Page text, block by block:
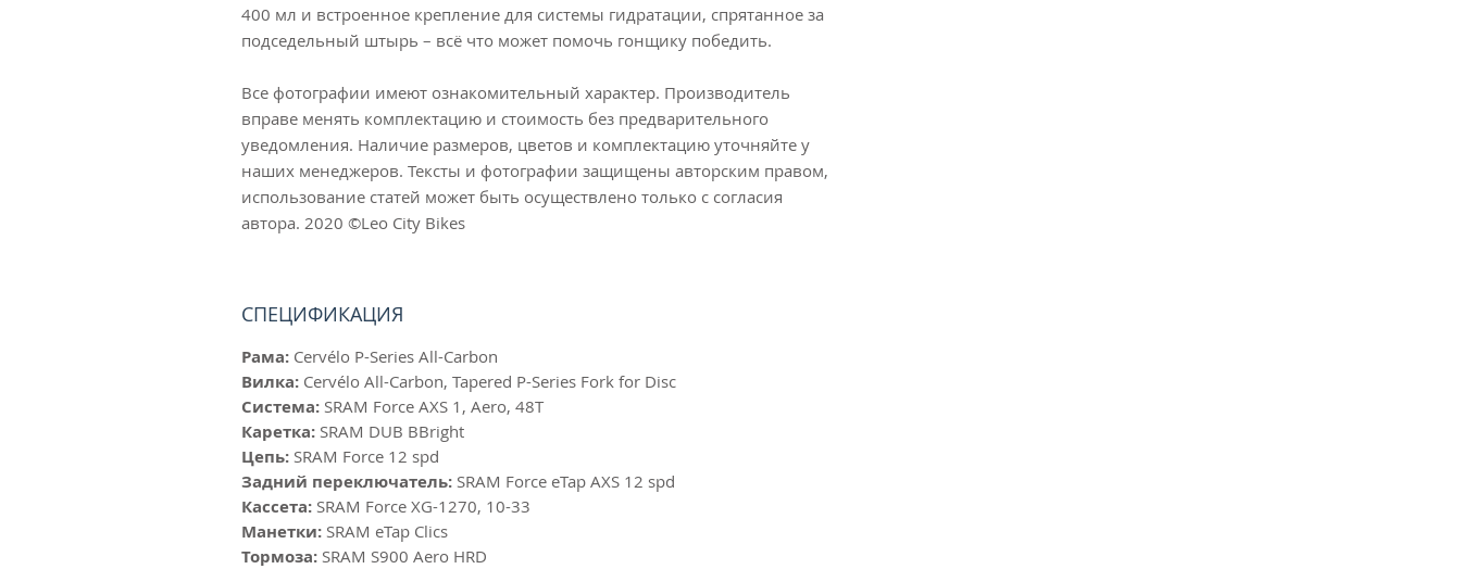
400 мл и встроенное крепление для системы гидратации, спрятанное за
подседельный штырь – всё что может помочь гонщику победить.
Все фотографии имеют ознакомительный характер. Производитель
вправе менять комплектацию и стоимость без предварительного
уведомления. Наличие размеров, цветов и комплектацию уточняйте у
наших менеджеров. Тексты и фотографии защищены авторским правом,
использование статей может быть осуществлено только с согласия
автора. 2020 ©Leo City Bikes
СПЕЦИФИКАЦИЯ
Рама: Cervélo P-Series All-Carbon
Вилка: Cervélo All-Carbon, Tapered P-Series Fork for Disc
Система: SRAM Force AXS 1, Aero, 48T
Каретка: SRAM DUB BBright
Цепь: SRAM Force 12 spd
Задний переключатель: SRAM Force eTap AXS 12 spd
Кассета: SRAM Force XG-1270, 10-33
Манетки: SRAM eTap Clics
Тормоза: SRAM S900 Aero HRD